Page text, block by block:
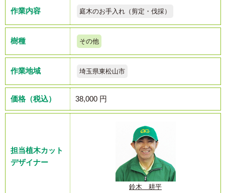
作業内容 庭木のお手入れ（剪定・伐採）
樹種 その他
作業地域 埼玉県東松山市
価格（税込） 38,000 円
担当植木カット
デザイナー
鈴木 耕平